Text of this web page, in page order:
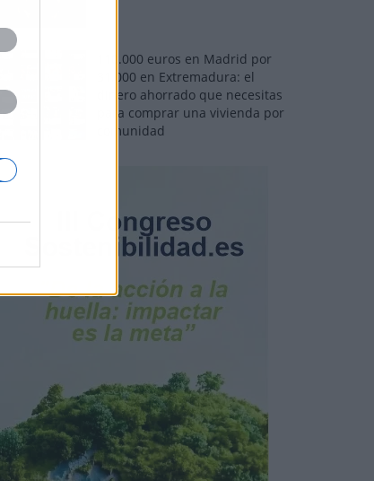
110.000 euros en Madrid por
31.000 en Extremadura: el
dinero ahorrado que necesitas
para comprar una vivienda por
comunidad